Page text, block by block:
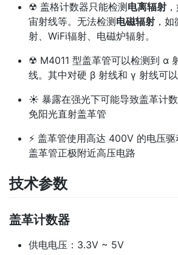
☢ 盖格计数器只能检测 电离辐射
宙射线等。无法检测 电磁辐射 ，
射、WiFi辐射、电磁炉辐射。
☢ M4011 型盖革管可以检测到 α
线。其中对硬 β 射线和 γ 射线可以
☀ 暴露在强光下可能导致盖革计
免阳光直射盖革管
⚡ 盖革管使用高达 400V 的电压
盖革管正极附近高压电路
技术参数
盖革计数器
供电电压：3.3V ~ 5V